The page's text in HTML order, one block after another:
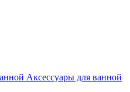
Аксессуары для ванной